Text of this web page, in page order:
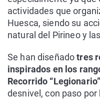
actividades que
Huesca, siendo su
natural del Pirineo y
Se han diseñadotres
inspirados en los
Recorrido
desnivel, con paso